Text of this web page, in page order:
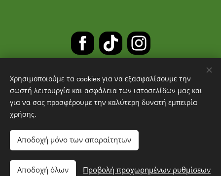
Προσθήκη στο καλάθι
ΔΩΡΕΑΝ ΜΕΤΑΦΟΡΙΚΑ ΓΙΑ
ΠΑΡΑΓΓΕΛΙΕΣ ΑΝΩ ΤΩΝ 30 ΕΥΡΩ
Cookies
Χρησιμοποιούμε τα cookies για να εξασφαλίσουμε την
σωστή λειτουργία και ασφάλεια των ιστοσελίδων μας και
για να σας προσφέρουμε την καλύτερη δυνατή εμπειρία
χρήσης.
Αποδοχή μόνο των απαραίτητων
Αποδοχή όλων Προβολή προχωρημένων ρυθμίσεων